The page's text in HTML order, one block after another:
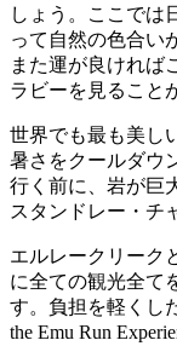
しょう。ここでは
って自然の色合い
また運が良ければ
ラビーを見ること
世界でも最も美し
暑さをクールダウ
行く前に、岩が巨
スタンドレー・チ
エルレークリーク
に全ての観光全て
す。負担を軽くし
the Emu Run